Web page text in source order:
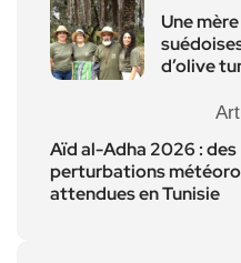
Une
d’olive
Aïd al-Adha 2026 : des
perturbations
attendues en Tunisie